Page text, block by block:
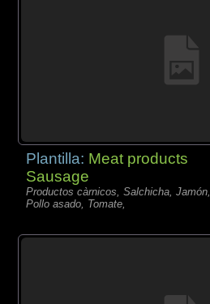
Plantilla: Meat products
Sausage
Productos càrnicos, Salchicha, Jamón,
Pollo asado, Tomate,